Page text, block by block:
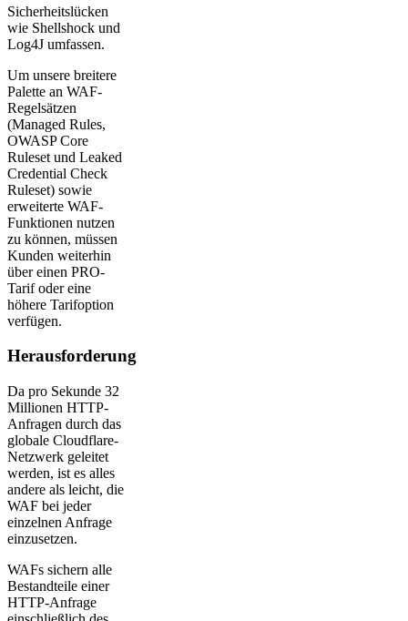
Sicherheitslücken
wie Shellshock und
Log4J umfassen.
Um unsere breitere
Palette an WAF-
Regelsätzen
(Managed Rules,
OWASP Core
Ruleset und Leaked
Credential Check
Ruleset) sowie
erweiterte WAF-
Funktionen nutzen
zu können, müssen
Kunden weiterhin
über einen PRO-
Tarif oder eine
höhere Tarifoption
verfügen.
Herausforderung
Da pro Sekunde 32
Millionen HTTP-
Anfragen durch das
globale Cloudflare-
Netzwerk geleitet
werden, ist es alles
andere als leicht, die
WAF bei jeder
einzelnen Anfrage
einzusetzen.
WAFs sichern alle
Bestandteile einer
HTTP-Anfrage